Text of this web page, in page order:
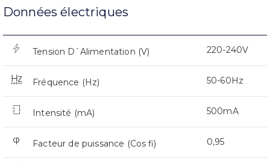
Données électriques
Tension D`Alimentation (V) 220-240V
Fréquence (Hz) 50-60Hz
Intensité (mA) 500mA
Facteur de puissance (Cos fi) 0,95